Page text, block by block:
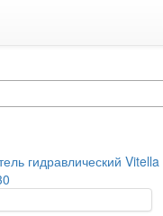
гидравлический Vitella